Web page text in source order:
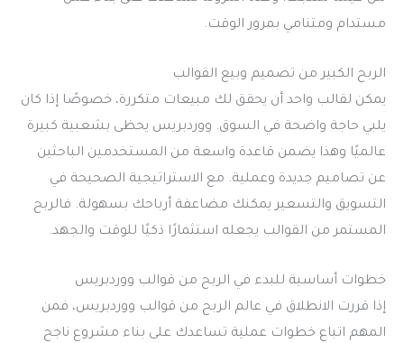
مستدام ومتنامي بمرور الوقت.
الربح الكبير من تصميم وبيع القوالب
يمكن لقالب واحد أن يحقق لك مبيعات متكررة، خصوصًا إذا كان
يلبي حاجة واضحة في السوق. ووردبريس يحظى بشعبية كبيرة
عالميًا وهذا يضمن قاعدة واسعة من المستخدمين الباحثين
عن تصاميم جديدة وعملية. مع الاستراتيجية الصحيحة في
التسويق والتسعير يمكنك مضاعفة أرباحك بسهولة. فالربح
المستمر من القوالب يجعله استثمارًا ذكيًا للوقت والجهد.
خطوات أساسية للبدء في الربح من قوالب ووردبريس
إذا قررت الانطلاق في عالم الربح من قوالب ووردبريس، فمن
المهم اتباع خطوات عملية تساعدك على بناء مشروع ناجح